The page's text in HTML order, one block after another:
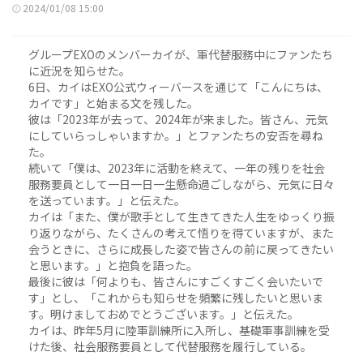
2024/01/08 15:00
グループEXOのメンバーカイが、軍代替服務中にファンたち
に近況を知らせた。
6日、カイはEXO公式ウィーバースを通じて「こんにちは、
カイです」と始まる文を残した。
彼は「2023年が去って、2024年が来ました。皆さん、元気
にしていらっしゃいますか。」とファンたちの安否を尋ね
た。
続いて「僕は、2023年に活動を終えて、一年の残りを社会
服務要員として一日一日一生懸命過ごしながら、元気に日々
を送っています。」と伝えた。
カイは「また、僕が歌手として生きてきた人生をゆっくり振
り返りながら、たくさんの考えて悟りを得ていますが、また
会うときに、さらに成長した姿で皆さんの前に戻ってきたい
と思います。」と抱負を語った。
最後に彼は「何よりも、皆さんにすごくすごく会いたいで
す」とし、「これからも知らせを頻繁に残したいと思いま
す。明けましておめでとうございます。」と伝えた。
カイは、昨年5月に陸軍訓練所に入所し、基礎軍事訓練を受
けた後、社会服務要員として代替服務を履行している。